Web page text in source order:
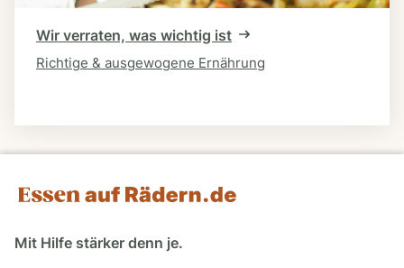
Wir verraten, was wichtig ist
Richtige & ausgewogene Ernährung
Mit Hilfe stärker denn je.